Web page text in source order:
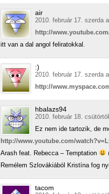
air
2010. február 17. szerda
http://
itt van a dal angol feliratokkal.
:)
2010. február 17. szerda
http://
hbalazs94
2010. február 18.
Ez nem ide tartozik, de
http://www.youtube.com/
Arash feat. Rebecca – Temptation
Remélem Szlovákiából Kristína fog
tacom